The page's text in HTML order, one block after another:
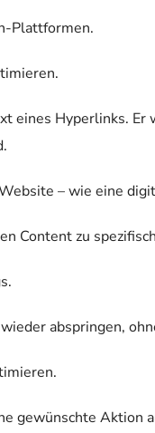
Plattformen.
eines Hyperlinks.
– wie eine
Content zu
abspringen,
gewünschte Aktion